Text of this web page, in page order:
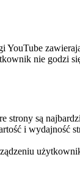
YouTube
nie godzi
strony są
i wydajność